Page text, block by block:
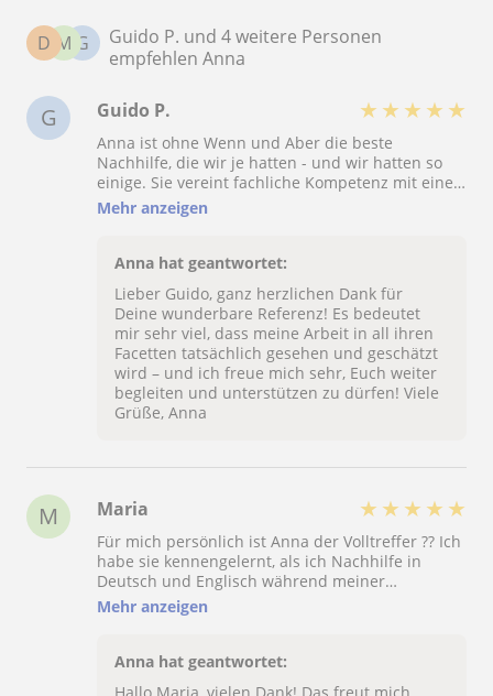
G
M
D
Guido P. und 4 weitere Personen
empfehlen Anna
G Guido P. ★ ★ ★ ★ ★
Anna ist ohne Wenn und Aber die beste
Nachhilfe, die wir je hatten - und wir hatten so
einige. Sie vereint fachliche Kompetenz mit einer
außergewöhnlichen Gabe an Empathie,
Motivationsfähigkeit und psychologischem
Nachhilfe: sie ist ein Vorbild für jeden Lehrer in
sich glücklich schätzen, mit Ihr zu arbeiten!
Mehr anzeigen
Anna hat geantwortet:
Lieber Guido, ganz herzlichen Dank für
Deine wunderbare Referenz! Es bedeutet
mir sehr viel, dass meine Arbeit in all ihren
Facetten tatsächlich gesehen und geschätzt
wird – und ich freue mich sehr, Euch weiter
begleiten und unterstützen zu dürfen! Viele
Grüße, Anna
M Maria ★ ★ ★ ★ ★
Für mich persönlich ist Anna der Volltreffer ?? Ich
habe sie kennengelernt, als ich Nachhilfe in
Deutsch und Englisch während meiner
Vorbereitung aufs Fachabi (FOS) suchte. Jetzt ist
sie mir eine große Unterstützung – sowohl
Fertigstellung meiner Bachelorarbeit
Mehr anzeigen
Anna hat geantwortet: